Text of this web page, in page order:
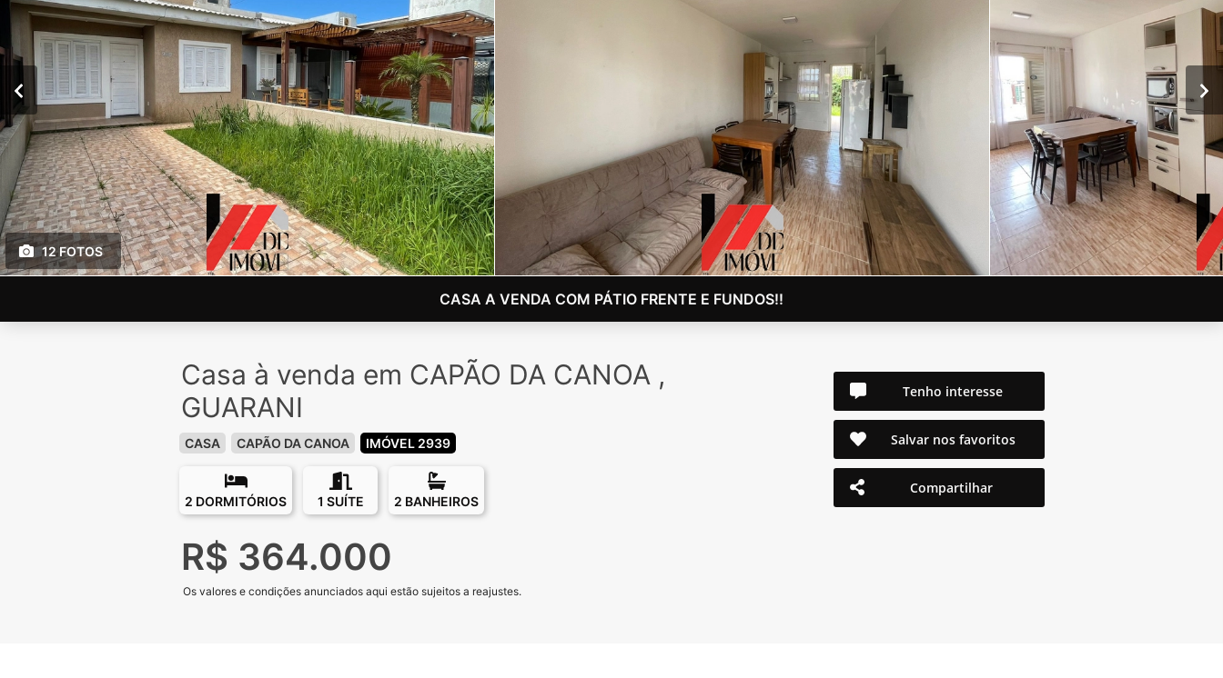
12 FOTOS
CASA A VENDA COM PÁTIO FRENTE E FUNDOS!!
Casa à venda em CAPÃO DA CANOA ,
GUARANI
CASA CAPÃO DA CANOA IMÓVEL 2939
2 DORMITÓRIOS 1 SUÍTE 2 BANHEIROS
R$ 364.000
Os valores e condições anunciados aqui estão sujeitos a reajustes.
Tenho interesse
Salvar nos favoritos
Compartilhar